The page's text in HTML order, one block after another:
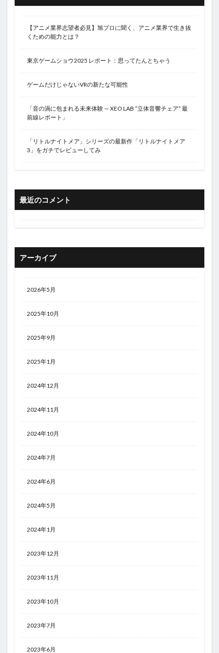
【アニメ業界志望者必見】旭プロに聞く、アニメ業界で生き抜
くための能力とは？
東京ゲームショウ2025 レポート：思ってたんとちゃう
ゲームだけじゃないVRの新たな可能性
「音の渦に包まれる未来体験 — XEO LAB “立体音響チェア” 最
前線レポート」
「リトルナイトメア」シリーズの最新作「リトルナイトメア
3」をガチでレビューしてみ
最近のコメント
アーカイブ
2026年5月
2025年10月
2025年9月
2025年1月
2024年12月
2024年11月
2024年10月
2024年7月
2024年6月
2024年5月
2024年1月
2023年12月
2023年11月
2023年10月
2023年7月
2023年6月